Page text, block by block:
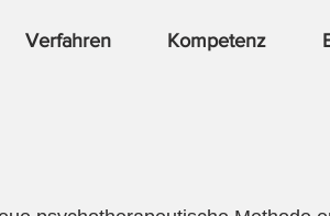
Verfahren Kompetenz